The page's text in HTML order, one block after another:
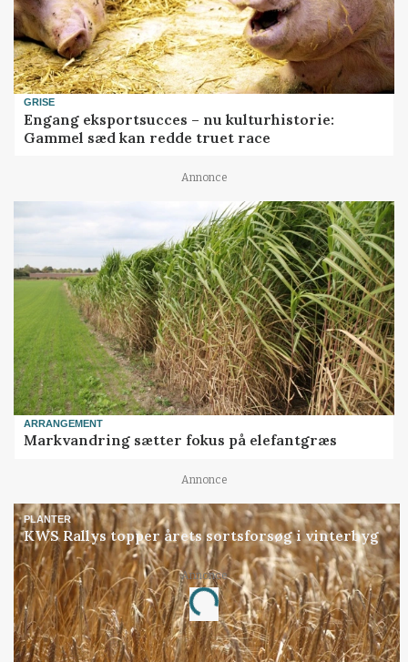
GRISE
Engang eksportsucces – nu kulturhistorie:
Gammel sæd kan redde truet race
Annonce
ARRANGEMENT
Markvandring sætter fokus på elefantgræs
Annonce
PLANTER
KWS Rallys topper årets sortsforsøg i vinterbyg
Annonce
Loading...